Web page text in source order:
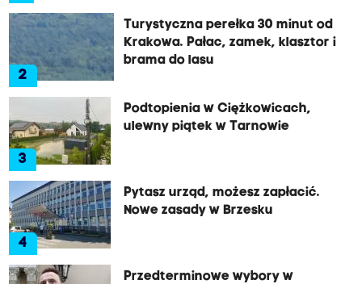
2
Turystyczna perełka 30 minut od
Krakowa. Pałac, zamek, klasztor i
brama do lasu
3
Podtopienia w Ciężkowicach,
ulewny piątek w Tarnowie
4
Pytasz urząd, możesz zapłacić.
Nowe zasady w Brzesku
Przedterminowe wybory w